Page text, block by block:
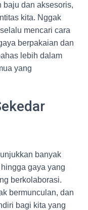
baju dan aksesoris,
kita. Nggak
mencari cara
berpakaian dan
lebih dalam
yang
banyak
gaya yang
berkolaborasi.
bermunculan, dan
bagi kita yang